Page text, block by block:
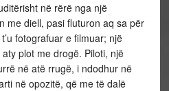
në rërë nga një
me diell, pasi fluturon aq sa për
fotografuar e filmuar; një
plot me drogë. Piloti, një
në atë rrugë, i ndodhur në
në opozitë, që me të dalë